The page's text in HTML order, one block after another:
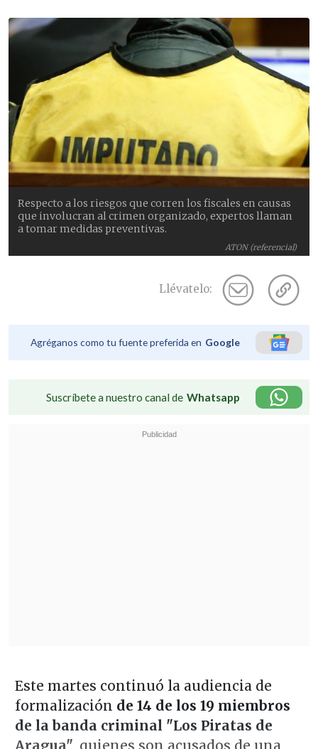
ATON (referencial)
Respecto a los riesgos que corren los fiscales en causas
que involucran al crimen organizado, expertos llaman
a tomar medidas preventivas.
Llévatelo:
Agréganos como tu fuente preferida en Google
Suscríbete a nuestro canal de Whatsapp
Este martes continuó la audiencia de
formalización de 14 de los 19 miembros
de la banda criminal "Los Piratas de
Aragua" , quienes son acusados de una